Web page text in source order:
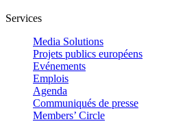
Services
Media Solutions
Projets publics européens
Evénements
Emplois
Agenda
Communiqués de presse
Members’ Circle